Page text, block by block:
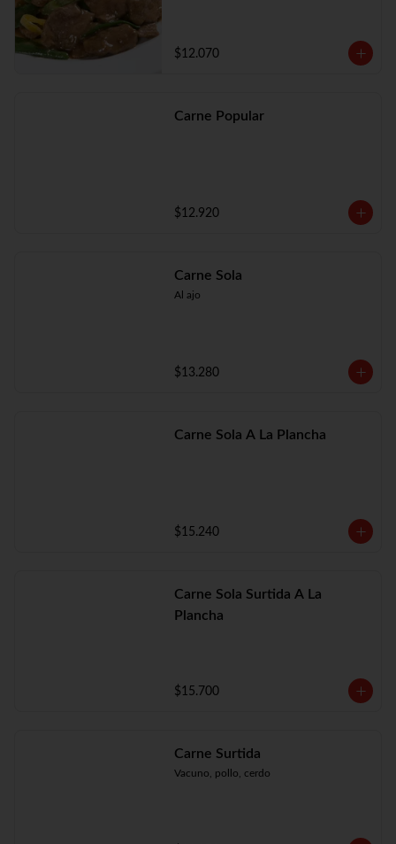
$12.070
Carne Popular
$12.920
Carne Sola
Al ajo
$13.280
Carne Sola A La Plancha
$15.240
Carne Sola Surtida A La
Plancha
$15.700
Carne Surtida
Vacuno, pollo, cerdo